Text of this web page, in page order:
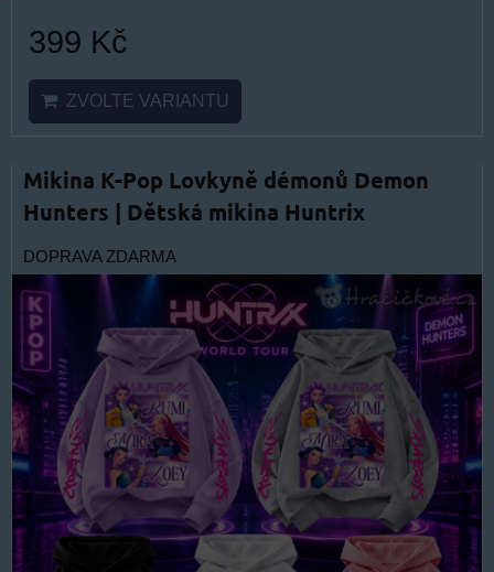
399 Kč
ZVOLTE VARIANTU
Mikina K-Pop Lovkyně démonů Demon
Hunters | Dětská mikina Huntrix
DOPRAVA ZDARMA